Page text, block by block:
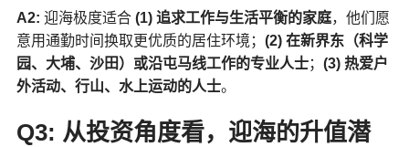
A2: 迎海极度适合 (1) 追求工作与生活平衡的家庭，他们愿
意用通勤时间换取更优质的居住环境； (2) 在新界东（科学
园、大埔、沙田）或沿屯马线工作的专业人士； (3) 热爱户
外活动、行山、水上运动的人士。
Q3: 从投资角度看，迎海的升值潜